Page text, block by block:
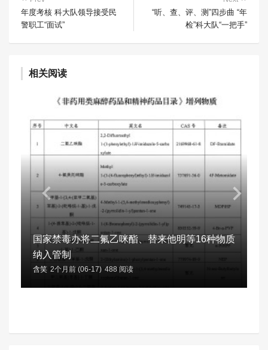
年度考核 科大队领导接受民
警职工“面试”
“听、查、评、测”四步曲 “年
检”科大队“一把手”
相关阅读
国家禁毒办将二氟乙咪酯、替来他明等16种物质
纳入管制
含笑 2个月前 (06-17) 488 阅读